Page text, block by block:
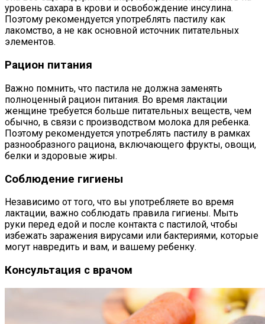
уровень сахара в крови и освобождение инсулина.
Поэтому рекомендуется употреблять пастилу как
лакомство, а не как основной источник питательных
элементов.
Рацион питания
Важно помнить, что пастила не должна заменять
полноценный рацион питания. Во время лактации
женщине требуется больше питательных веществ, чем
обычно, в связи с производством молока для ребенка.
Поэтому рекомендуется употреблять пастилу в рамках
разнообразного рациона, включающего фрукты, овощи,
белки и здоровые жиры.
Соблюдение гигиены
Независимо от того, что вы употребляете во время
лактации, важно соблюдать правила гигиены. Мыть
руки перед едой и после контакта с пастилой, чтобы
избежать заражения вирусами или бактериями, которые
могут навредить и вам, и вашему ребенку.
Консультация с врачом